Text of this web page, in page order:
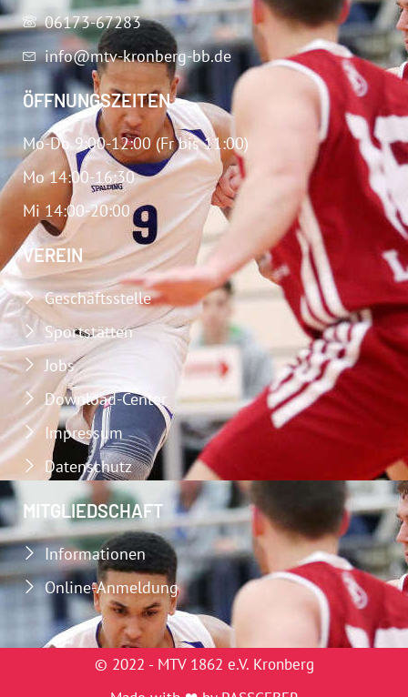
06173-67283
info@mtv-kronberg-bb.de
ÖFFNUNGSZEITEN
Mo-Do 9:00-12:00 (Fr bis 11:00)
Mo 14:00-16:30
Mi 14:00-20:00
VEREIN
Geschäftsstelle
Sportstätten
Jobs
Download-Center
Impressum
Datenschutz
MITGLIEDSCHAFT
Informationen
Online-Anmeldung
© 2022 - MTV 1862 e.V. Kronberg